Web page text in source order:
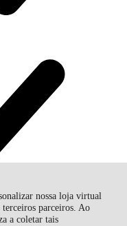
nossa loja virtual
terceiros parceiros. Ao
a coletar taisROSSO